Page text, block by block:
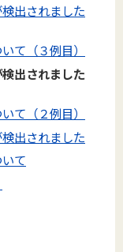
出されました
て（３例目）
出されました
て（２例目）
出されました
て